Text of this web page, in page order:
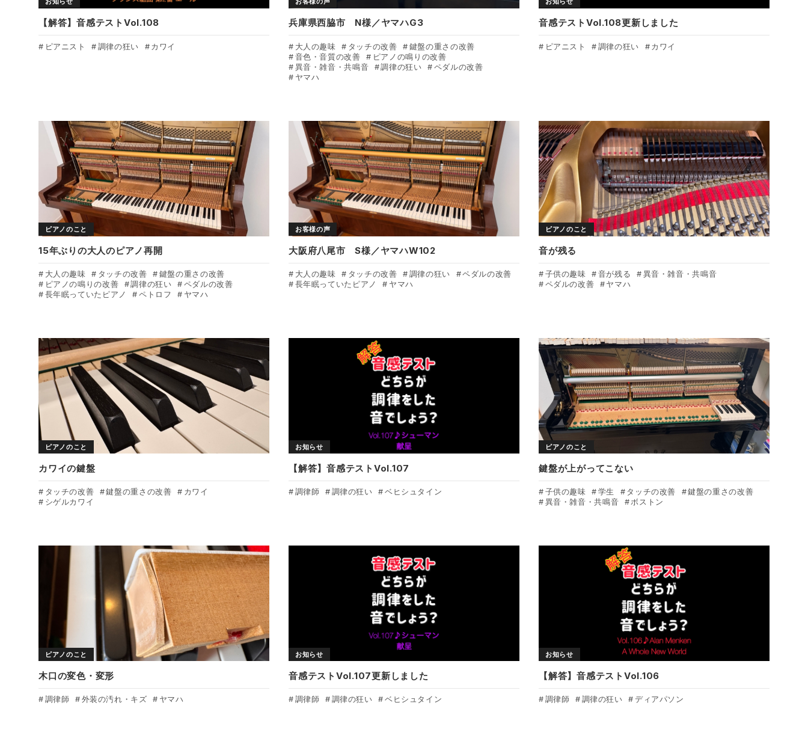
【解答】音感テストVol.108
ピアニスト 調律の狂い カワイ
兵庫県西脇市 N様／ヤマハG3
大人の趣味 タッチの改善
鍵盤の重さの改善
音色・音質の改善
ピアノの鳴りの改善
異音・雑音・共鳴音
調律の狂い
ペダルの改善
ヤマハ
音感テストVol.108更新しました
ピアニスト 調律の狂い カワイ
ピアノのこと
15年ぶりの大人のピアノ再開
大人の趣味 タッチの改善
鍵盤の重さの改善
ピアノの鳴りの改善
調律の狂い
ペダルの改善
長年眠っていたピアノ
ペトロフ ヤマハ
お客様の声
大阪府八尾市 S様／ヤマハW102
大人の趣味 タッチの改善 調律の狂い
ペダルの改善
長年眠っていたピアノ
ヤマハ
ピアノのこと
音が残る
子供の趣味 音が残る
異音・雑音・共鳴音
ペダルの改善
ヤマハ
ピアノのこと
カワイの鍵盤
タッチの改善 鍵盤の重さの改善
カワイ
シゲルカワイ
お知らせ
【解答】音感テストVol.107
調律師 調律の狂い ベヒシュタイン
ピアノのこと
鍵盤が上がってこない
子供の趣味 学生 タッチの改善
鍵盤の重さの改善
異音・雑音・共鳴音
ボストン
ピアノのこと
木口の変色・変形
調律師 外装の汚れ・キズ ヤマハ
お知らせ
音感テストVol.107更新しました
調律師 調律の狂い ベヒシュタイン
お知らせ
【解答】音感テストVol.106
調律師 調律の狂い ディアパソン